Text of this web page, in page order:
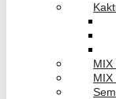
MIX
MIX